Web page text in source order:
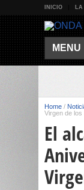
INICIO LA
MENU
Home /
Virgen de los
El